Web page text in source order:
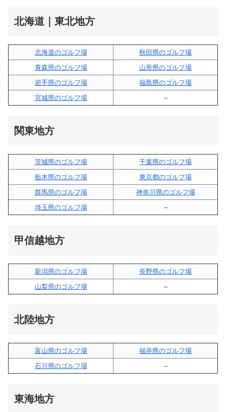
北海道｜東北地方
北海道のゴルフ場
秋田県のゴルフ場
青森県のゴルフ場
山形県のゴルフ場
岩手県のゴルフ場
福島県のゴルフ場
宮城県のゴルフ場
–
関東地方
茨城県のゴルフ場
千葉県のゴルフ場
栃木県のゴルフ場
東京都のゴルフ場
群馬県のゴルフ場
神奈川県のゴルフ場
埼玉県のゴルフ場
–
甲信越地方
新潟県のゴルフ場
長野県のゴルフ場
山梨県のゴルフ場
–
北陸地方
富山県のゴルフ場
福井県のゴルフ場
石川県のゴルフ場
–
東海地方